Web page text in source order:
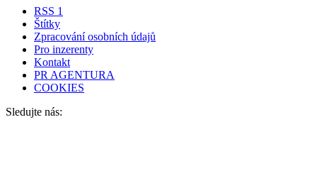
RSS 1
Štítky
Zpracování osobních údajů
Pro inzerenty
Kontakt
PR AGENTURA
COOKIES
Sledujte nás: